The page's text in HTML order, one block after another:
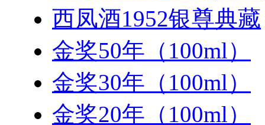
西凤酒1952银尊典藏
金奖50年（100ml）
金奖30年（100ml）
金奖20年（100ml）